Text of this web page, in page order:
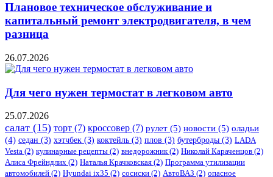
Плановое техническое обслуживание и
капитальный ремонт электродвигателя, в чем
разница
26.07.2026
Для чего нужен термостат в легковом авто
25.07.2026
салат (15) торт (7) кроссовер (7) рулет (5) новости (5) оладьи
(4) седан (3) хэтчбек (3) коктейль (3) плов (3) бутерброды (3) LADA
Vesta (2) кулинарные рецепты (2) внедорожник(2) Николай Караченцов (2)
Алиса Фрейндлих (2) Наталья Крачковская (2) Программа утилизации
автомобилей (2) ​Hyundai ix35 (2) сосиски (2) АвтоВАЗ (2) опасное